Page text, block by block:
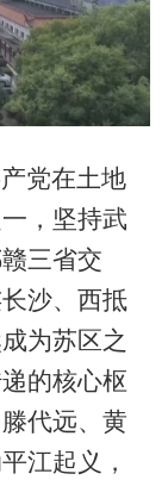
党在土地
，坚持武
三省交
沙、西抵
为苏区之
的核心枢
代远、黄
江起义，